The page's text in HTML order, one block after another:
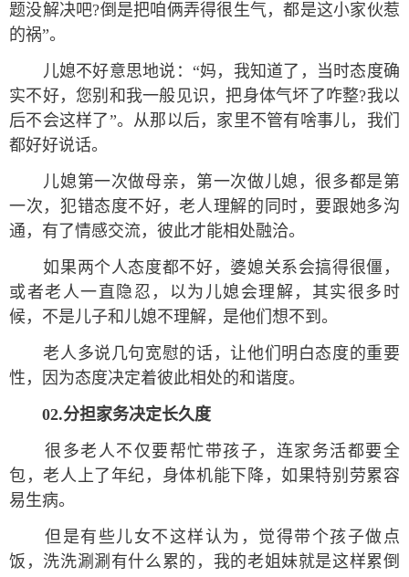
题没解决吧?倒是把咱俩弄得很生气，都是这小家伙惹
的祸”。
儿媳不好意思地说：“妈，我知道了，当时态度确
实不好，您别和我一般见识，把身体气坏了咋整?我以
后不会这样了”。从那以后，家里不管有啥事儿，我们
都好好说话。
儿媳第一次做母亲，第一次做儿媳，很多都是第
一次，犯错态度不好，老人理解的同时，要跟她多沟
通，有了情感交流，彼此才能相处融洽。
如果两个人态度都不好，婆媳关系会搞得很僵，
或者老人一直隐忍，以为儿媳会理解，其实很多时
候，不是儿子和儿媳不理解，是他们想不到。
老人多说几句宽慰的话，让他们明白态度的重要
性，因为态度决定着彼此相处的和谐度。
02.分担家务决定长久度
很多老人不仅要帮忙带孩子，连家务活都要全
包，老人上了年纪，身体机能下降，如果特别劳累容
易生病。
但是有些儿女不这样认为，觉得带个孩子做点
饭，洗洗涮涮有什么累的，我的老姐妹就是这样累倒